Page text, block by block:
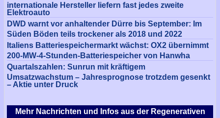
Mehr Nachrichten und Infos aus der Regenerativen
internationale Hersteller liefern fast jedes zweite
Elektroauto
DWD warnt vor anhaltender Dürre bis September: Im
Süden Böden teils trockener als 2018 und 2022
Italiens Batteriespeichermarkt wächst: OX2 übernimmt
200-MW-4-Stunden-Batteriespeicher von Hanwha
Quartalszahlen: Sunrun mit kräftigem
Umsatzwachstum – Jahresprognose trotzdem gesenkt
– Aktie unter Druck